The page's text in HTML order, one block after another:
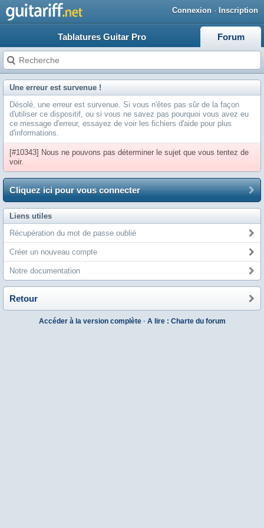
Connexion · Inscription
Tablatures Guitar Pro Forum
Une erreur est survenue !
Désolé, une erreur est survenue. Si vous n'êtes pas sûr de la façon
d'utiliser ce dispositif, ou si vous ne savez pas pourquoi vous avez eu
ce message d'erreur, essayez de voir les fichiers d'aide pour plus
d'informations.
[#10343] Nous ne pouvons pas déterminer le sujet que vous tentez de
voir.
Cliquez ici pour vous connecter
Liens utiles
Récupération du mot de passe oublié
Créer un nouveau compte
Notre documentation
Retour
Accéder à la version complète· A lire : Charte du forum